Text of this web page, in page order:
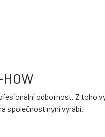
odbornost. Z toho
společnost nyní vyrábí.